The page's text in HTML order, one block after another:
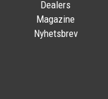
Dealers
Magazine
Nyhetsbrev